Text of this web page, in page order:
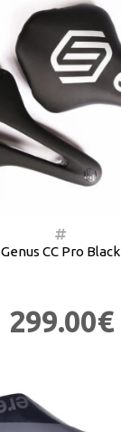
Genus CC Pro Black
299.00€